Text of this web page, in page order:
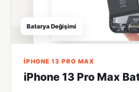
Batarya Değişimi
IPHONE 13 PRO MAX
iPhone 13 Pro Max